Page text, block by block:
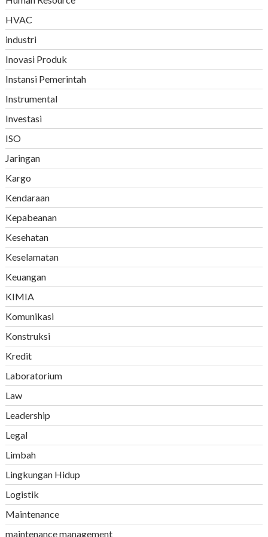
HVAC
industri
Inovasi Produk
Instansi Pemerintah
Instrumental
Investasi
ISO
Jaringan
Kargo
Kendaraan
Kepabeanan
Kesehatan
Keselamatan
Keuangan
KIMIA
Komunikasi
Konstruksi
Kredit
Laboratorium
Law
Leadership
Legal
Limbah
Lingkungan Hidup
Logistik
Maintenance
maintenance management